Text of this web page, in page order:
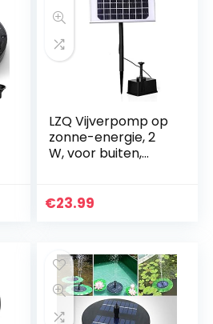
LZQ Vijverpomp op
zonne-energie, 2
W, voor buiten,
vogelbad, vijver,
€23.99